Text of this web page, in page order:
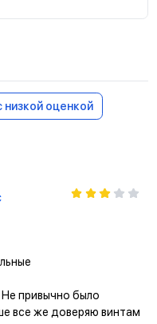
низкой оценкой
привычно было
все же доверяю винтам